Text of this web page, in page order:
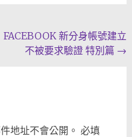
FACEBOOK 新分身帳號建立
不被要求驗證 特別篇 →
地址不會公開。 必填